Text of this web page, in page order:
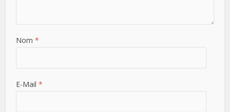
Nom *
E-Mail *